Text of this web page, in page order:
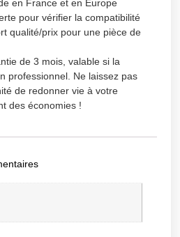
en France et en Europe
pour vérifier la compatibilité
qualité/prix pour une pièce de
de 3 mois, valable si la
professionnel. Ne laissez pas
de redonner vie à votre
des économies !